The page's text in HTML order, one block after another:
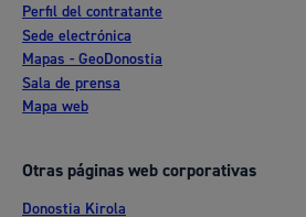
Perfil del contratante
Sede electrónica
Mapas - GeoDonostia
Sala de prensa
Mapa web
Otras páginas web corporativas
Donostia Kirola